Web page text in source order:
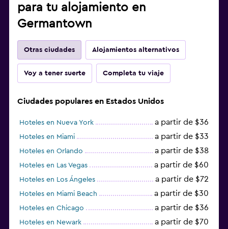
para tu alojamiento en
Germantown
Otras ciudades Alojamientos alternativos
Voy a tener suerte Completa tu viaje
Ciudades populares en Estados Unidos
Hoteles en Nueva York a partir de $36
Hoteles en Miami a partir de $33
Hoteles en Orlando a partir de $38
Hoteles en Las Vegas a partir de $60
Hoteles en Los Ángeles a partir de $72
Hoteles en Miami Beach a partir de $30
Hoteles en Chicago a partir de $36
Hoteles en Newark a partir de $70